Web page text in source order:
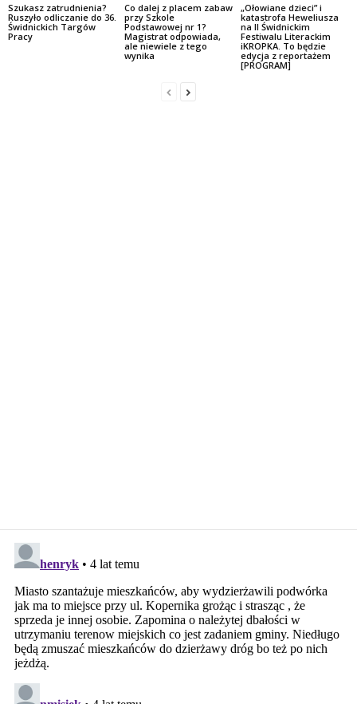
Szukasz zatrudnienia?
Ruszyło odliczanie do 36.
Świdnickich Targów
Pracy
Co dalej z placem zabaw
przy Szkole
Podstawowej nr 1?
Magistrat odpowiada,
ale niewiele z tego
wynika
„Ołowiane dzieci” i
katastrofa Heweliusza
na II Świdnickim
Festiwalu Literackim
iKROPKA. To będzie
edycja z reportażem
[PROGRAM]